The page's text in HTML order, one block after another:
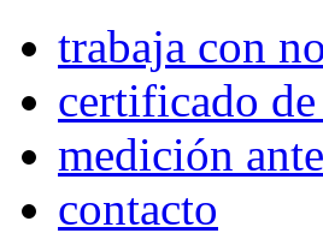
trabaja con
certificado
medición
contacto